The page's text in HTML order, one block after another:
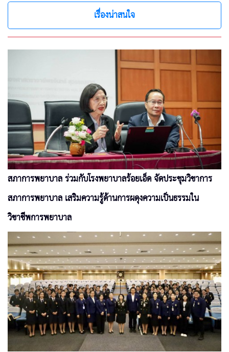
เรื่องน่าสนใจ
สภาการพยาบาล ร่วมกับโรงพยาบาลร้อยเอ็ด จัดประชุมวิชาการ
สภาการพยาบาล เสริมความรู้ด้านการผดุงความเป็นธรรมใน
วิชาชีพการพยาบาล